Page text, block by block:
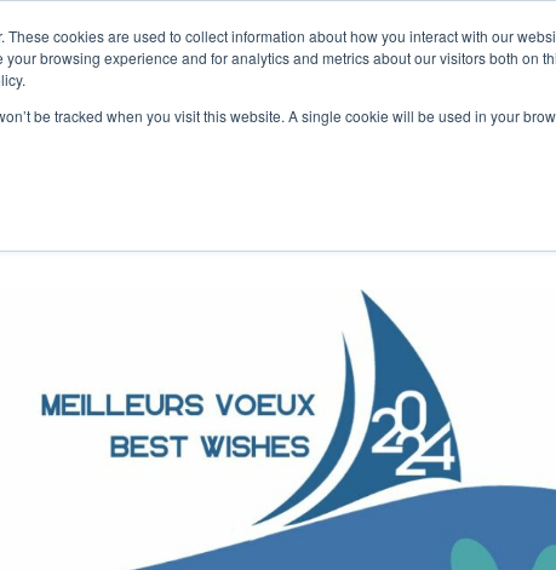
cookies are used to collect information about how you interact with our
browsing experience and for analytics and metrics about our visitors both on
be tracked when you visit this website. A single cookie will be used in your
NOUS NOS PRODUITS ALGAIA SERVICES